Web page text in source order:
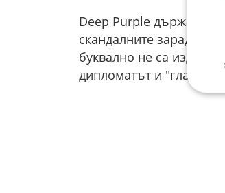
Deep Purple държат
скандалните заради
буквално не са
дипломатът и "гласът